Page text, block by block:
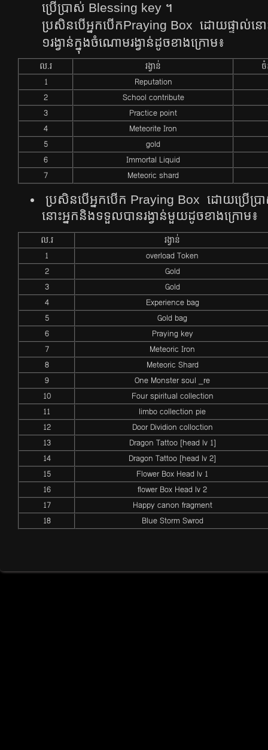
ប្រើ​​ប្រាស់​​ Blessing key ។
ប្រសិន​​បើ​​អ្នក​​បើក​​Praying Box ដោយ​​ផ្ទាល់​ន
១រង្វាន់ក្នុង​​ចំណោម​រង្វាន់​​ដូច​​ខាង​​​ក្រោម​៖
ល.រ​
រង្វាន់​
1
Reputation
2
School contribute
3
Practice point
4
Meteorite Iron
5
gold
6
Immortal Liquid
7
Meteoric shard
ប្រសិន​​បើ​អ្នក​បើក​ ​Praying Box ដោយ​ប្រើ​ប្
នោះ​អ្នក​និង​ទទួល​បាន​រង្វាន់​មួយ​ដូច​ខាង​ក្រោម៖
ល.រ
រង្វាន់
1
overload Token
2
Gold
3
Gold
4
Experience bag
5
Gold bag
6
Praying key
7
Meteoric Iron
8
Meteoric Shard
9
One Monster soul _re
10
Four spiritual collection
11
limbo collection pie
12
Door Dividion colloction
13
Dragon Tattoo [head lv 1]
14
Dragon Tattoo [head lv 2]
15
Flower Box Head lv 1
16
flower Box Head lv 2
17
Happy canon fragment
18
Blue Storm Swrod